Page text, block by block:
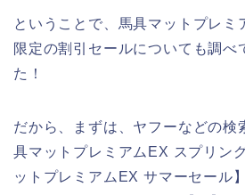
ということで、馬具マットプレミ
限定の割引セールについても調べ
た！
だから、まずは、ヤフーなどの検
具マットプレミアムEX スプリン
ットプレミアムEX サマーセール